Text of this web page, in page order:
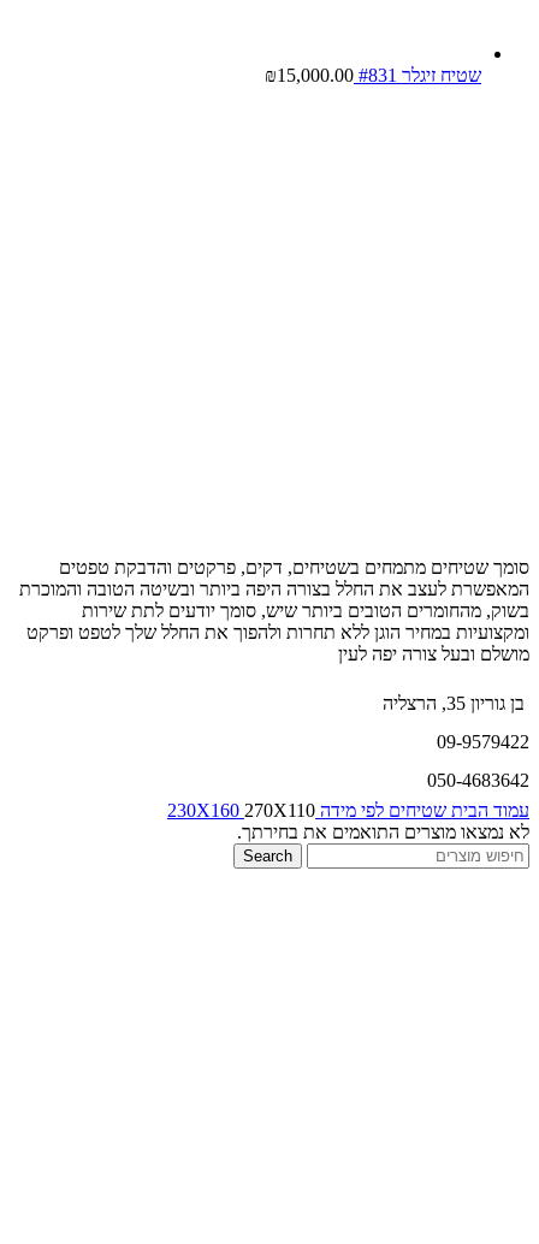
שטיח זיגלר #831 ₪15,000.00
סומך שטיחים מתמחים בשטיחים, דקים, פרקטים והדבקת טפטים
המאפשרת לעצב את החלל בצורה היפה ביותר ובשיטה הטובה והמוכרת
בשוק, מהחומרים הטובים ביותר שיש, סומך יודעים לתת שירות
ומקצועיות במחיר הוגן ללא תחרות ולהפוך את החלל שלך לטפט ופרקט
מושלם ובעל צורה יפה לעין
בן גוריון 35, הרצליה
09-9579422
050-4683642
עמוד הבית שטיחים לפי מידה 230X160 270X110
לא נמצאו מוצרים התואמים את בחירתך.
Search